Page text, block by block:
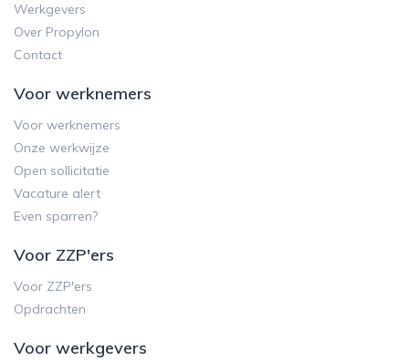
Werkgevers
Over Propylon
Contact
Voor werknemers
Voor werknemers
Onze werkwijze
Open sollicitatie
Vacature alert
Even sparren?
Voor ZZP'ers
Voor ZZP'ers
Opdrachten
Voor werkgevers